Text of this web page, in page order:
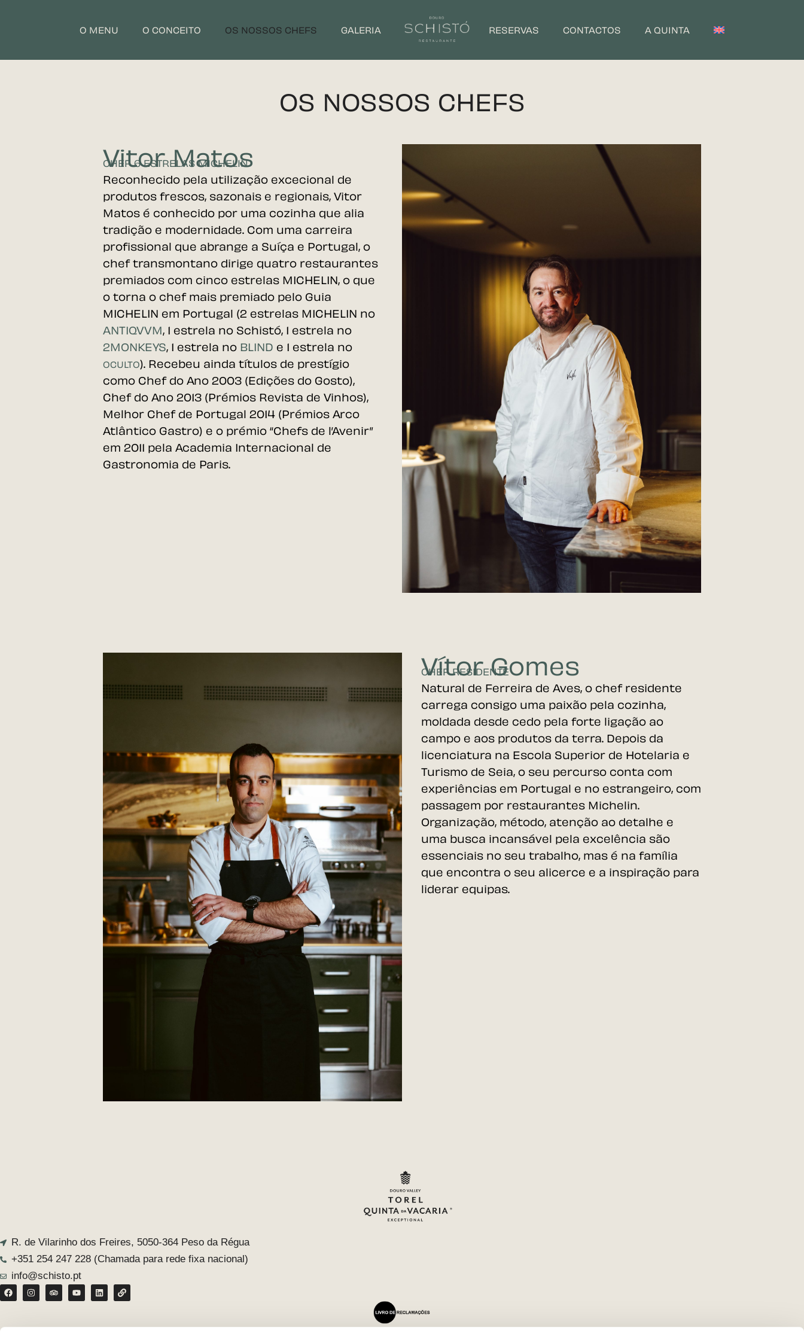
O MENU O CONCEITO OS NOSSOS CHEFS GALERIA RESERVAS CONTACTOS A QUINTA
OS NOSSOS CHEFS
Vitor Matos
CHEF 6 ESTRELAS MICHELIN
Reconhecido pela utilização excecional de
produtos frescos, sazonais e regionais, Vitor
Matos é conhecido por uma cozinha que alia
tradição e modernidade. Com uma carreira
profissional que abrange a Suíça e Portugal, o
chef transmontano dirige quatro restaurantes
premiados com cinco estrelas MICHELIN, o que
o torna o chef mais premiado pelo Guia
MICHELIN em Portugal (2 estrelas MICHELIN no
ANTIQVVM, 1 estrela no Schistó, 1 estrela no
2MONKEYS, 1 estrela no BLIND e 1 estrela no
OCULTO). Recebeu ainda títulos de prestígio
como Chef do Ano 2003 (Edições do Gosto),
Chef do Ano 2013 (Prémios Revista de Vinhos),
Melhor Chef de Portugal 2014 (Prémios Arco
Atlântico Gastro) e o prémio “Chefs de l’Avenir”
em 2011 pela Academia Internacional de
Gastronomia de Paris.
Vítor Gomes
CHEF RESIDENTE
Natural de Ferreira de Aves, o chef residente
carrega consigo uma paixão pela cozinha,
moldada desde cedo pela forte ligação ao
campo e aos produtos da terra. Depois da
licenciatura na Escola Superior de Hotelaria e
Turismo de Seia, o seu percurso conta com
experiências em Portugal e no estrangeiro, com
passagem por restaurantes Michelin.
Organização, método, atenção ao detalhe e
uma busca incansável pela excelência são
essenciais no seu trabalho, mas é na família
que encontra o seu alicerce e a inspiração para
liderar equipas.
R. de Vilarinho dos Freires, 5050-364 Peso da Régua
+351 254 247 228 (Chamada para rede fixa nacional)
info@schisto.pt